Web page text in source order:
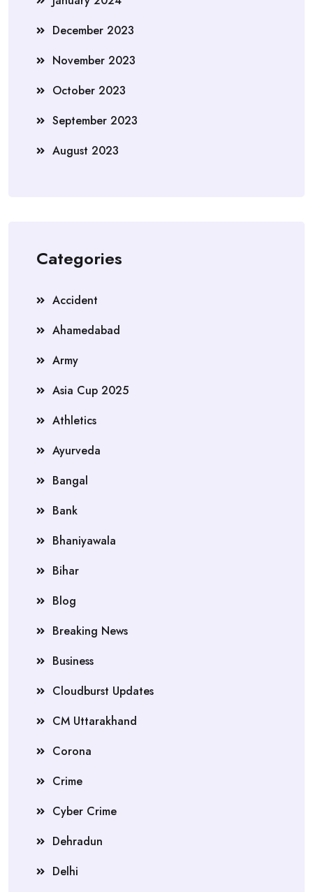
December 2023
November 2023
October 2023
September 2023
August 2023
Categories
Accident
Ahamedabad
Army
Asia Cup 2025
Athletics
Ayurveda
Bangal
Bank
Bhaniyawala
Bihar
Blog
Breaking News
Business
Cloudburst Updates
CM Uttarakhand
Corona
Crime
Cyber Crime
Dehradun
Delhi